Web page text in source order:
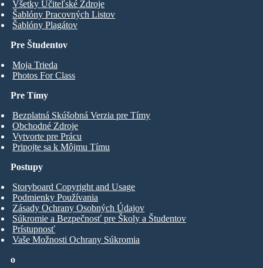
Pre Študentov
Moja Trieda
Photos For Class
Všetky Učiteľské Zdroje
Šablóny Pracovných Listov
Šablóny Plagátov
Pre Tímy
Bezplatná Skúšobná Verzia pre Tímy
Obchodné Zdroje
Vytvorte pre Prácu
Pripojte sa k Môjmu Tímu
o
Postupy
Storyboard Copyright and Usage
Podmienky Používania
Zásady Ochrany Osobných Údajov
Súkromie a Bezpečnosť pre Školy a Študentov
Prístupnosť
Vaše Možnosti Ochrany Súkromia